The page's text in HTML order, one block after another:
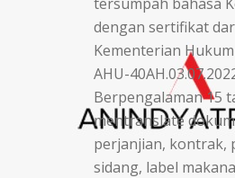
dengan sertifikat
Kementerian
AHU-
Berpengalaman 15
mentranslate
perjanjian, kontrak,
sidang, label